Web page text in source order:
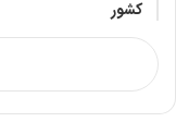
کشور